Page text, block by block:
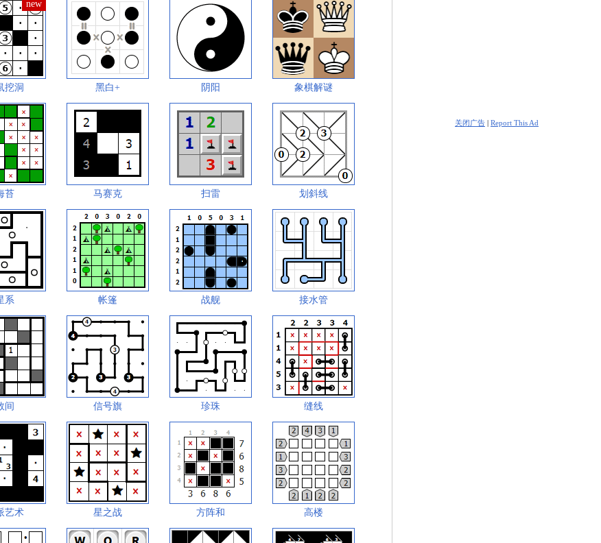
挖洞 黑白+ 阴阳 象棋解谜
苔 马赛克 扫雷 划斜线
系 帐篷 战舰 接水管
间 信号旗 珍珠 缝线
艺术 星之战 方阵和 高楼
关闭广告 | Report This Ad